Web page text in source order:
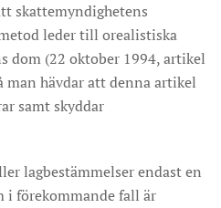
skattemyndighetens
leder till orealistiska
dom (22 oktober 1994, artikel
man hävdar att denna artikel
samt skyddar
lagbestämmelser endast en
i förekommande fall är